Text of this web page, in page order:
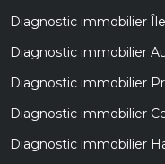
Diagnostic immobilier
Diagnostic immobilier
Diagnostic immobilier
Diagnostic immobilier
Diagnostic immobilier